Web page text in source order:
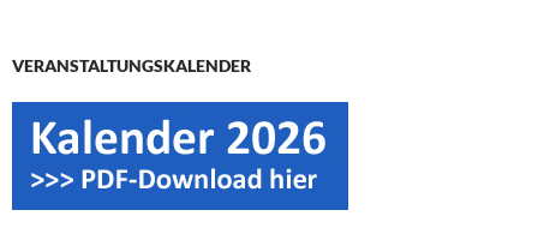
VERANSTALTUNGSKALENDER